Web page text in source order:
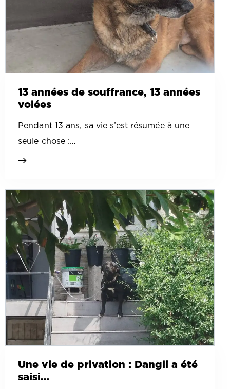
13 années de souffrance, 13 années
volées
Pendant 13 ans, sa vie s’est résumée à une
seule chose :…
Une vie de privation : Dangli a été
saisi…